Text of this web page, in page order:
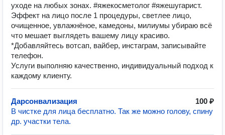
уходе на любых зонах. #яжекосметолог #яжешугарист.
Эффект на лицо после 1 процедуры, светлее лицо,
очищенное, увлажнёное, камедоны, милиумы убираю всё
что мешает выглядеть вашему лицу красиво.
*Добавляйтесь вотсап, вайбер, инстаграм, записывайте
телефон.
Услуги выполняю качественно, индивидуальный подход к
каждому клиенту.
Дарсонвализация
100 ₽
В чистке для лица бесплатно. Так же можно голову, спину
др. участки тела.